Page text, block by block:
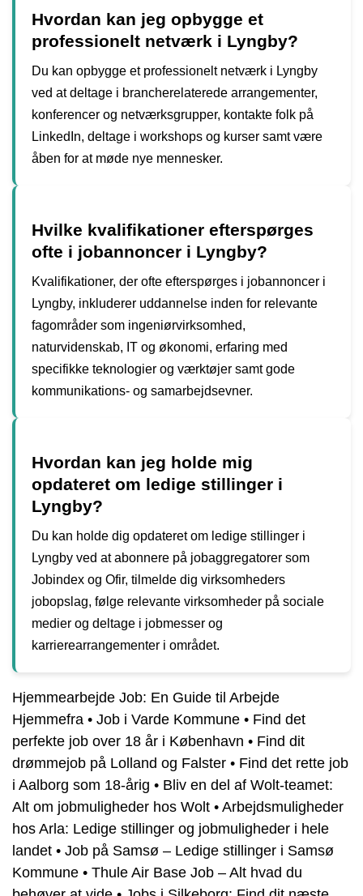
Hvordan kan jeg opbygge et
professionelt netværk i Lyngby?
Du kan opbygge et professionelt netværk i Lyngby
ved at deltage i brancherelaterede arrangementer,
konferencer og netværksgrupper, kontakte folk på
LinkedIn, deltage i workshops og kurser samt være
åben for at møde nye mennesker.
Hvilke kvalifikationer efterspørges
ofte i jobannoncer i Lyngby?
Kvalifikationer, der ofte efterspørges i jobannoncer i
Lyngby, inkluderer uddannelse inden for relevante
fagområder som ingeniørvirksomhed,
naturvidenskab, IT og økonomi, erfaring med
specifikke teknologier og værktøjer samt gode
kommunikations- og samarbejdsevner.
Hvordan kan jeg holde mig
opdateret om ledige stillinger i
Lyngby?
Du kan holde dig opdateret om ledige stillinger i
Lyngby ved at abonnere på jobaggregatorer som
Jobindex og Ofir, tilmelde dig virksomheders
jobopslag, følge relevante virksomheder på sociale
medier og deltage i jobmesser og
karrierearrangementer i området.
Hjemmearbejde Job: En Guide til Arbejde
Hjemmefra • Job i Varde Kommune • Find det
perfekte job over 18 år i København • Find dit
drømmejob på Lolland og Falster • Find det rette job
i Aalborg som 18-årig • Bliv en del af Wolt-teamet:
Alt om jobmuligheder hos Wolt • Arbejdsmuligheder
hos Arla: Ledige stillinger og jobmuligheder i hele
landet • Job på Samsø – Ledige stillinger i Samsø
Kommune • Thule Air Base Job – Alt hvad du